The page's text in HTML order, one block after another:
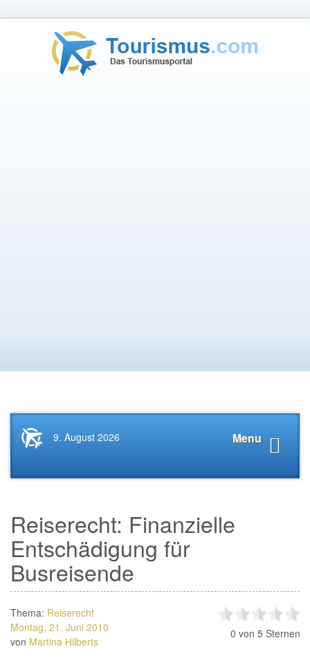
Startseite
News.Tourismus.com
Menu
9. August 2026
Reiserecht: Finanzielle
Entschädigung für
Busreisende
Thema: Reiserecht
Montag, 21. Juni 2010
von Martina Hilberts
0 von 5 Sternen